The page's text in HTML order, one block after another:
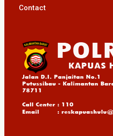
Contact